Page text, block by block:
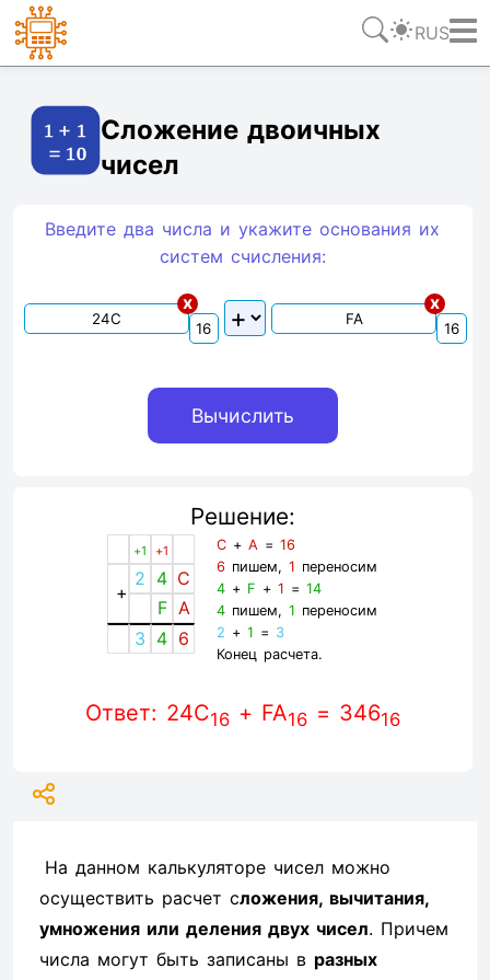
RUS
Сложение двоичных
чисел
Введите два числа и укажите основания их
систем счиcления:
x x
Решение:
+1 +1
+
2 4 C
F A
3 4 6
C +A =16
6 пишем,1 переносим
4 + F +1 =14
4 пишем,1 переносим
2 +1 = 3
Конец расчета.
Ответ: 24C16 + FA16 = 34616
На данном калькуляторе чисел можно
осуществить расчет сложения, вычитания,
умножения или деления двух чисел. Причем
числа могут быть записаны в разных